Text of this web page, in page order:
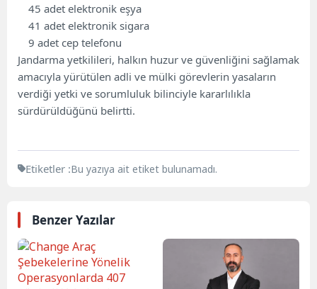
45 adet elektronik eşya
41 adet elektronik sigara
9 adet cep telefonu
Jandarma yetkilileri, halkın huzur ve güvenliğini sağlamak
amacıyla yürütülen adli ve mülki görevlerin yasaların
verdiği yetki ve sorumluluk bilinciyle kararlılıkla
sürdürüldüğünü belirtti.
Etiketler :Bu yazıya ait etiket bulunamadı.
Benzer Yazılar